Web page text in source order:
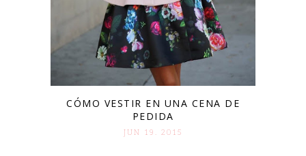
CÓMO VESTIR EN UNA CENA DE
PEDIDA
JUN 19. 2015